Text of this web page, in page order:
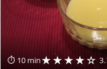
⏱ 10 min★★★★☆